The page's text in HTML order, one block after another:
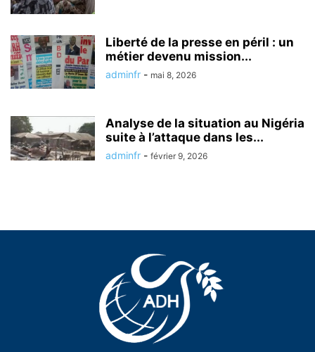
Liberté de la presse en péril : un
métier devenu mission...
adminfr - mai 8, 2026
Analyse de la situation au Nigéria
suite à l’attaque dans les...
adminfr - février 9, 2026